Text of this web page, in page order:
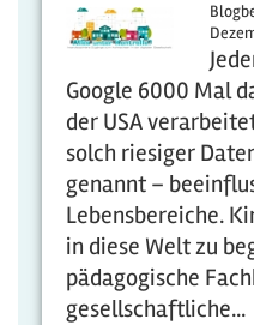
Google 6000 Mal
der USA
solch riesiger
genannt –
Lebensbereiche.
in diese Welt zu
pädagogische
gesellschaftliche...